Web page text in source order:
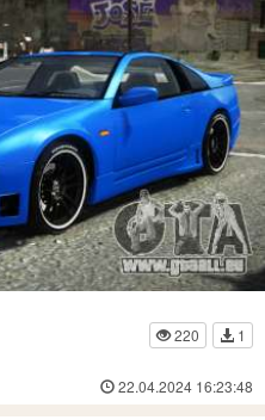
220
1
22.04.2024 16:23:48